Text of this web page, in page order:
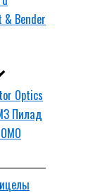
Bender
Optics
Пилад